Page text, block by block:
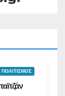
ΠΟΛΙΤΙΣΜΟΣ